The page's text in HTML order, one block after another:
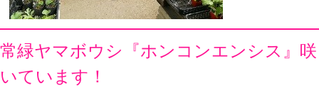
常緑ヤマボウシ『ホンコンエンシス』咲
いています！